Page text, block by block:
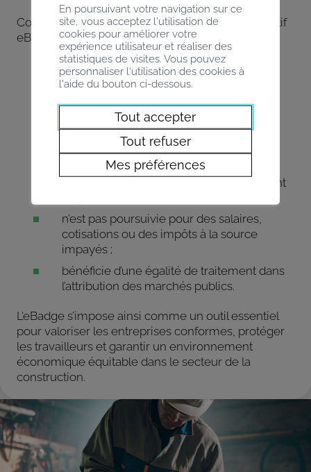
Concrètement, une entreprise inscrite au dispositif
eBadge est une entreprise qui :
respecte les conditions CCT applicables ;
s’acquitte des cotisations sociales ;
applique les normes de sécurité sur les
chantiers ;
n’a pas été condamnée pour du travail au
emploie du personnel annoncé, disposant
n’est pas poursuivie pour des salaires,
cotisations ou des impôts à la source
impayés ;
bénéficie d’une égalité de traitement dans
l’attribution des marchés publics.
L’eBadge s’impose ainsi comme un outil essentiel
pour valoriser les entreprises conformes, protéger
les travailleurs et garantir un environnement
économique équitable dans le secteur de la
construction.
En poursuivant votre navigation sur ce
site, vous acceptez l'utilisation de
cookies pour améliorer votre
expérience utilisateur et réaliser des
statistiques de visites. Vous pouvez
personnaliser l'utilisation des cookies à
l'aide du bouton ci-dessous.
Tout accepter
Tout refuser
Mes préférences